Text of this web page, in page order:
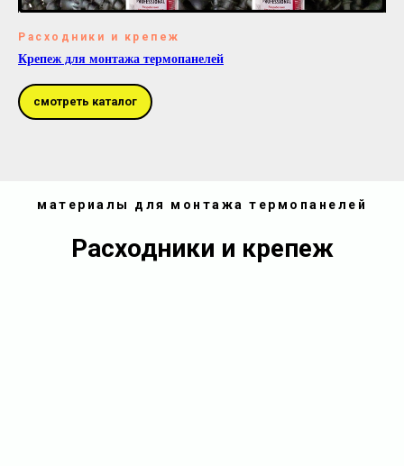
Расходники и крепеж
Крепеж для монтажа термопанелей
смотреть каталог
материалы для монтажа термопанелей
Расходники и крепеж